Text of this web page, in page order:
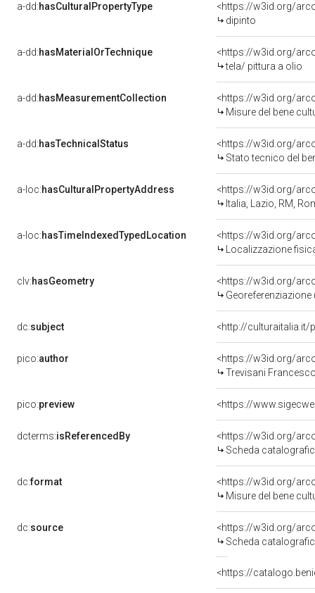
a-dd:hasCulturalPropertyType
<https://w3id.org/
dipinto
a-dd:hasMaterialOrTechnique
<https://w3id.org/
tela/ pittura a olio
a-dd:hasMeasurementCollection
<https://w3id.org/
Misure del bene
a-dd:hasTechnicalStatus
<https://w3id.org/
Stato tecnico del
a-loc:hasCulturalPropertyAddress
<https://w3id.org/
Italia, Lazio, RM,
a-loc:hasTimeIndexedTypedLocation
<https://w3id.org/
Localizzazione
clv:hasGeometry
<https://w3id.org/
dc:subject <http://culturaitalia.it/
pico:author
<https://w3id.org/
Trevisani
pico:preview
dcterms:isReferencedBy
<https://w3id.org/
Scheda
dc:format
<https://w3id.org/
Misure del bene
dc:source
<https://w3id.org/
Scheda
<https://